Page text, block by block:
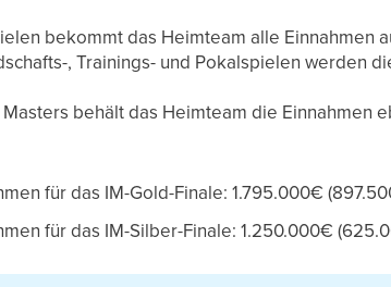
bekommt das Heimteam alle Einnahmen
, Trainings- und Pokalspielen werden
behält das Heimteam die Einnahmen
für das IM-Gold-Finale: 1.795.000€
für das IM-Silber-Finale: 1.250.000€